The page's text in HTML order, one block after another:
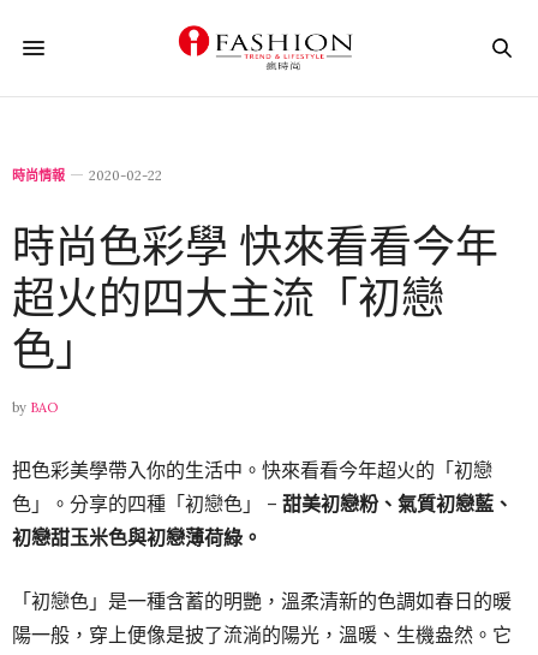
時尚情報 2020-02-22
時尚色彩學 快來看看今年
超火的四大主流「初戀
色」
by BAO
把色彩美學帶入你的生活中。快來看看今年超火的「初戀
色」。分享的四種「初戀色」 – 甜美初戀粉、氣質初戀藍、
初戀甜玉米色與初戀薄荷綠。
「初戀色」是一種含蓄的明艷，溫柔清新的色調如春日的暖
陽一般，穿上便像是披了流淌的陽光，溫暖、生機盎然。它